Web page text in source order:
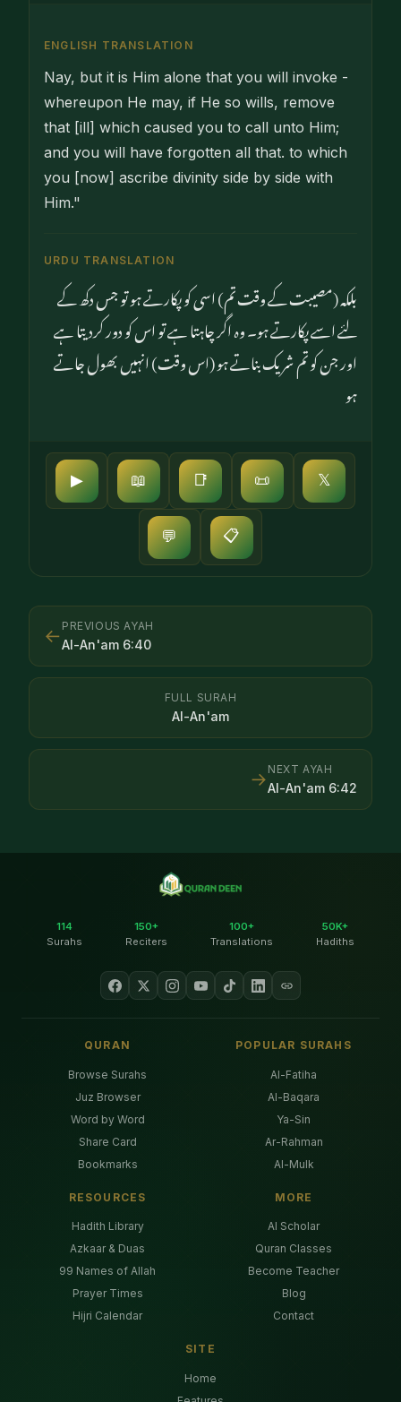
ENGLISH TRANSLATION
Nay, but it is Him alone that you will invoke -
whereupon He may, if He so wills, remove
that [ill] which caused you to call unto Him;
and you will have forgotten all that. to which
you [now] ascribe divinity side by side with
Him."
URDU TRANSLATION
بلکہ (مصیبت کے وقت تم) اسی کو پکارتے ہو تو جس دکھ کے
لئے اسے پکارتے ہو۔ وہ اگر چاہتا ہے تو اس کو دور کردیتا ہے
اور جن کو تم شریک بناتے ہو (اس وقت) انہیں بھول جاتے
ہو
▶ 📖 📑 📜 𝕏
💬 📋
← PREVIOUS AYAH
Al-An'am 6:40
FULL SURAH
Al-An'am
NEXT AYAH
Al-An'am 6:42
→
114
Surahs
150+
Reciters
100+
Translations
50K+
Hadiths
QURAN
Browse Surahs
Juz Browser
Word by Word
Share Card
Bookmarks
POPULAR SURAHS
Al-Fatiha
Al-Baqara
Ya-Sin
Ar-Rahman
Al-Mulk
RESOURCES
Hadith Library
Azkaar & Duas
99 Names of Allah
Prayer Times
Hijri Calendar
MORE
AI Scholar
Quran Classes
Become Teacher
Blog
Contact
SITE
Home